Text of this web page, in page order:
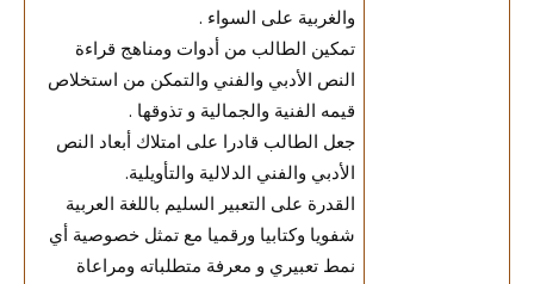
والغربية على السواء .
تمكين الطالب من أدوات ومناهج قراءة
النص الأدبي والفني والتمكن من استخلاص
قيمه الفنية والجمالية و تذوقها .
جعل الطالب قادرا على امتلاك أبعاد النص
الأدبي والفني الدلالية والتأويلية.
القدرة على التعبير السليم باللغة العربية
شفويا وكتابيا ورقميا مع تمثل خصوصية أي
نمط تعبيري و معرفة متطلباته ومراعاة